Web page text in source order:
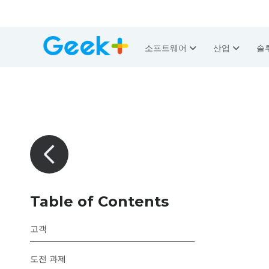
소프트웨어 산업 솔
Table of Contents
고객
도전 과제